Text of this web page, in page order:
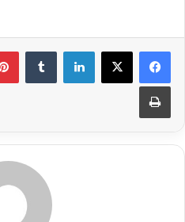
لينكدإن
طباعة